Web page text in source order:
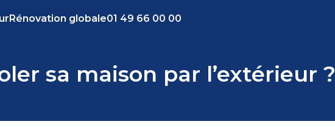
Rénovation globale01 49 66 00 00
sa maison par l’extérieur ?